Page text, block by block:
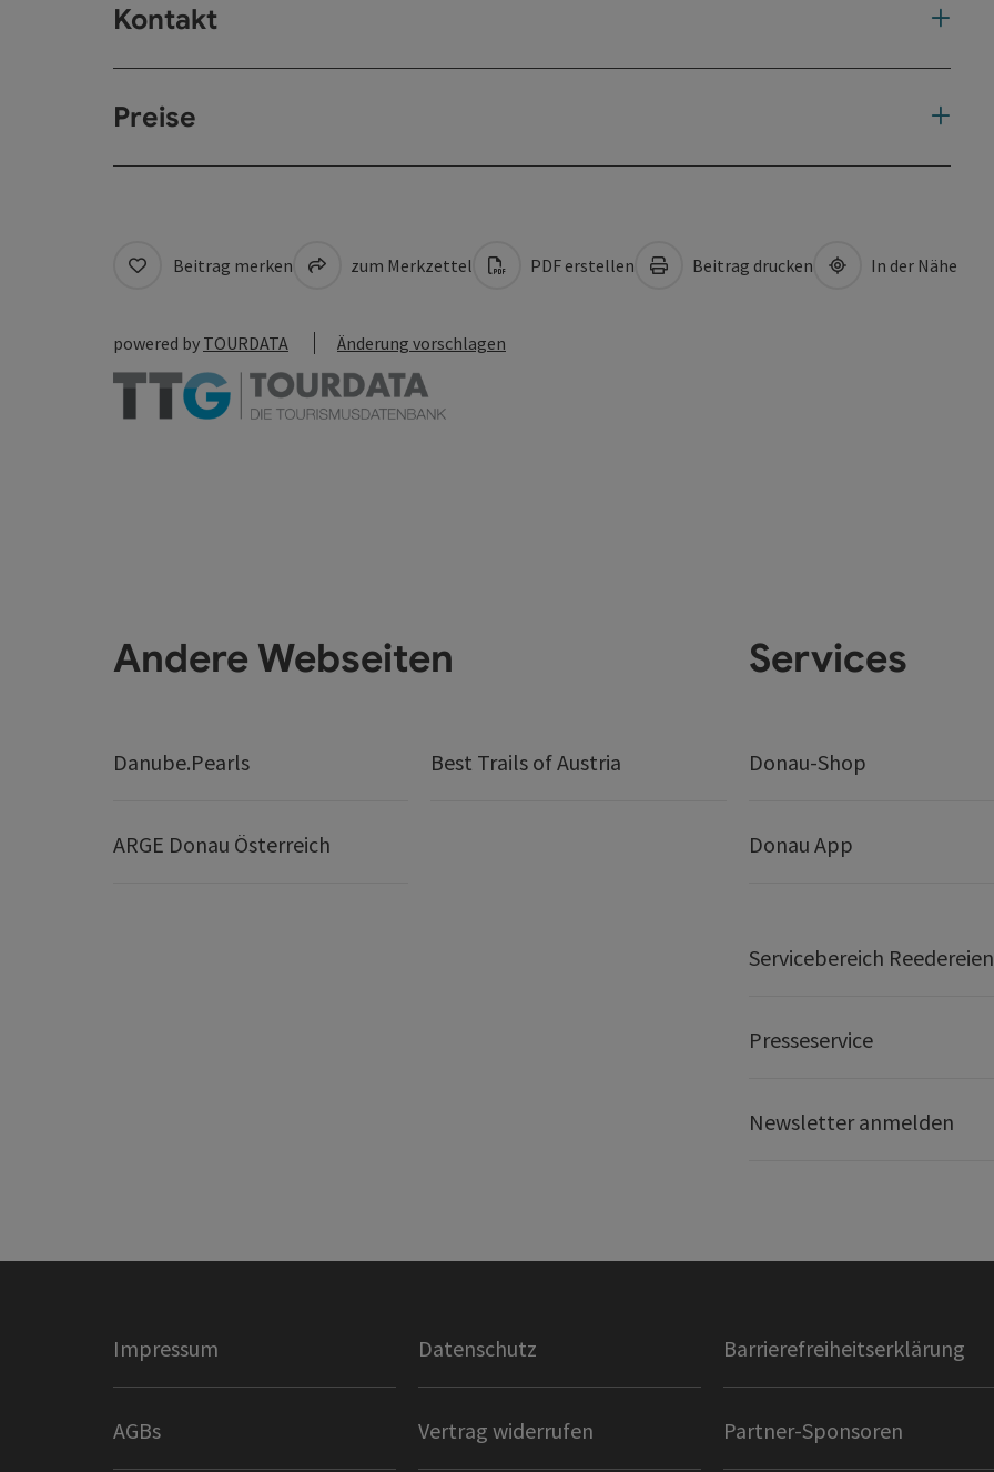
Kontakt
Preise
Beitrag merken zum Merkzettel PDF erstellen Beitrag drucken In der Nähe
powered by TOURDATA Änderung vorschlagen
Andere Webseiten
Danube.Pearls Best Trails of Austria
ARGE Donau Österreich
Services
Donau-Shop
Donau App
Servicebereich Reedereien
Presseservice
Newsletter anmelden
Impressum Datenschutz Barrierefreiheitserklärung
AGBs Vertrag widerrufen Partner-Sponsoren